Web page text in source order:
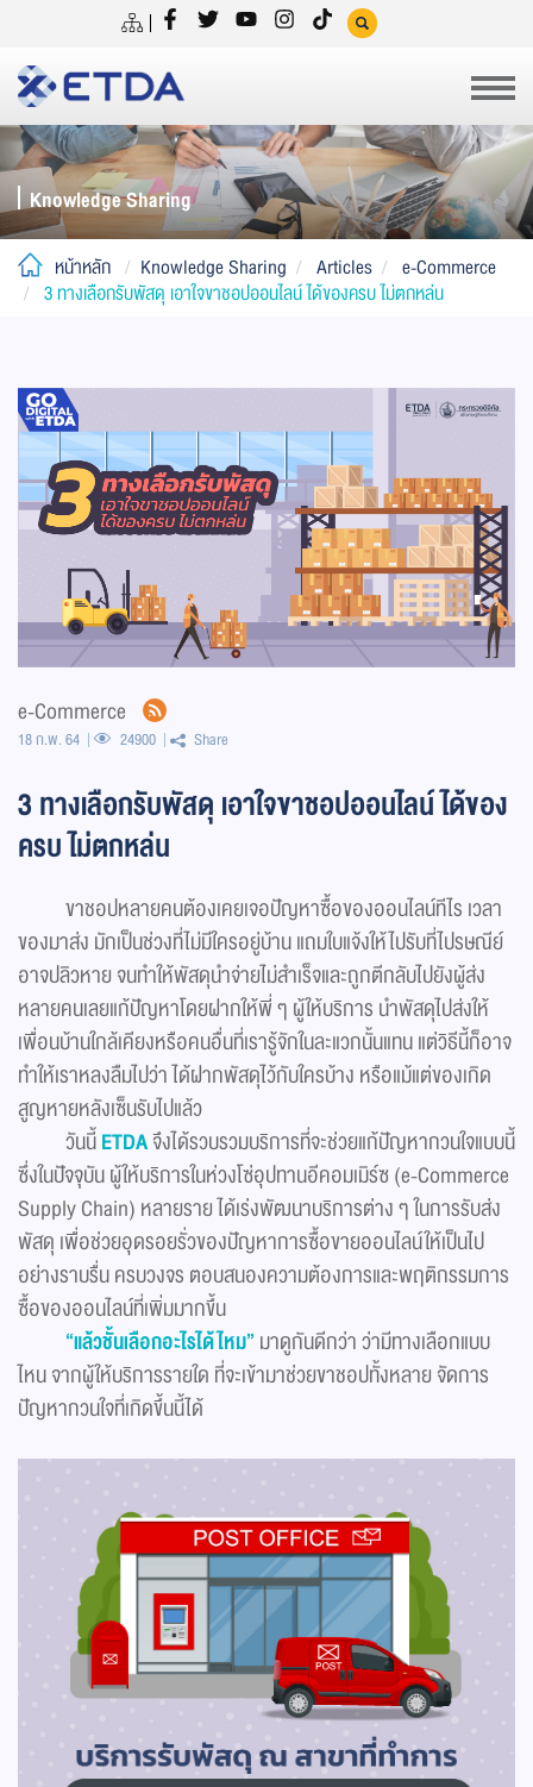
Knowledge Sharing
หน้าหลัก Knowledge Sharing Articles
e-Commerce
3 ทางเลือกรับพัสดุ เอาใจขาชอปออนไลน์ ได้ของครบ ไม่ตกหล่น
e-Commerce
18 ก.พ. 64 24900 Share
3 ทางเลือกรับพัสดุ เอาใจขาชอปออนไลน์ ได้ของ
ครบ ไม่ตกหล่น
ขาชอปหลายคนต้องเคยเจอปัญหาซื้อของออนไลน์ทีไร เวลา
ของมาส่ง มักเป็นช่วงที่ไม่มีใครอยู่บ้าน แถมใบแจ้งให้ไปรับที่ไปรษณีย์
อาจปลิวหาย จนทำให้พัสดุนำจ่ายไม่สำเร็จและถูกตีกลับไปยังผู้ส่ง
หลายคนเลยแก้ปัญหาโดยฝากให้พี่ ๆ ผู้ให้บริการ นำพัสดุไปส่งให้
เพื่อนบ้านใกล้เคียงหรือคนอื่นที่เรารู้จักในละแวกนั้นแทน แต่วิธีนี้ก็อาจ
ทำให้เราหลงลืมไปว่า ได้ฝากพัสดุไว้กับใครบ้าง หรือแม้แต่ของเกิด
สูญหายหลังเซ็นรับไปแล้ว
วันนี้ETDAจึงได้รวบรวมบริการที่จะช่วยแก้ปัญหากวนใจแบบนี้
ซึ่งในปัจจุบัน ผู้ให้บริการในห่วงโซ่อุปทานอีคอมเมิร์ซ (e-Commerce
Supply Chain) หลายราย ได้เร่งพัฒนาบริการต่าง ๆ ในการรับส่ง
พัสดุ เพื่อช่วยอุดรอยรั่วของปัญหาการซื้อขายออนไลน์ให้เป็นไป
อย่างราบรื่น ครบวงจร ตอบสนองความต้องการและพฤติกรรมการ
ซื้อของออนไลน์ที่เพิ่มมากขึ้น
“แล้วชั้นเลือกอะไรได้ไหม” มาดูกันดีกว่า ว่ามีทางเลือกแบบ
ไหน จากผู้ให้บริการรายใด ที่จะเข้ามาช่วยขาชอปทั้งหลาย จัดการ
ปัญหากวนใจที่เกิดขึ้นนี้ได้